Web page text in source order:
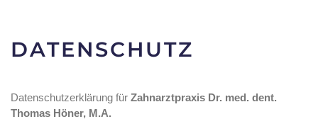
DATENSCHUTZ
Datenschutzerklärung für Zahnarztpraxis Dr. med. dent.
Thomas Höner, M.A.